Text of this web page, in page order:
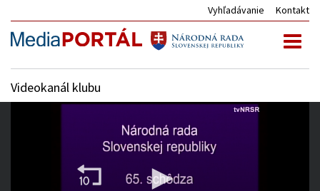
Vyhľadávanie Kontakt
Videokanál klubu